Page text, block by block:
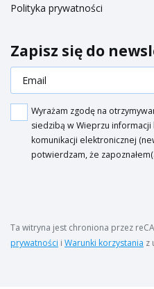
Polityka prywatności
Zapisz się do
Wyrażam zgodę na
siedzibą w Wieprzu
komunikacji elektronicznej
potwierdzam, że
Ta witryna jest chroniona przez
prywatności i Warunki korzystania z